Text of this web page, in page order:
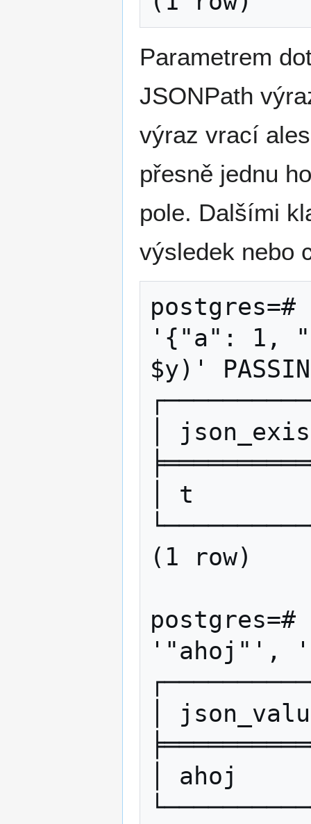
Parametrem
JSONPath
výraz vrací
přesně jednu
pole. Dalšími
výsledek nebo
postgres=#
'{"a": 1,
$y)'
│
│ t
(1 row)
postgres=#
'"ahoj"', '$'
│
│ ahoj